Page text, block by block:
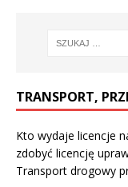
TRANSPORT,
Kto wydaje licencje
zdobyć licencję
Transport drogowy